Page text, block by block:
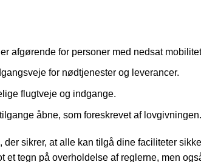
afgørende for personer med nedsat
for nødtjenester og leverancer.
flugtveje og indgange.
åbne, som foreskrevet af lovgivningen.
sikrer, at alle kan tilgå dine faciliteter
tegn på overholdelse af reglerne, men